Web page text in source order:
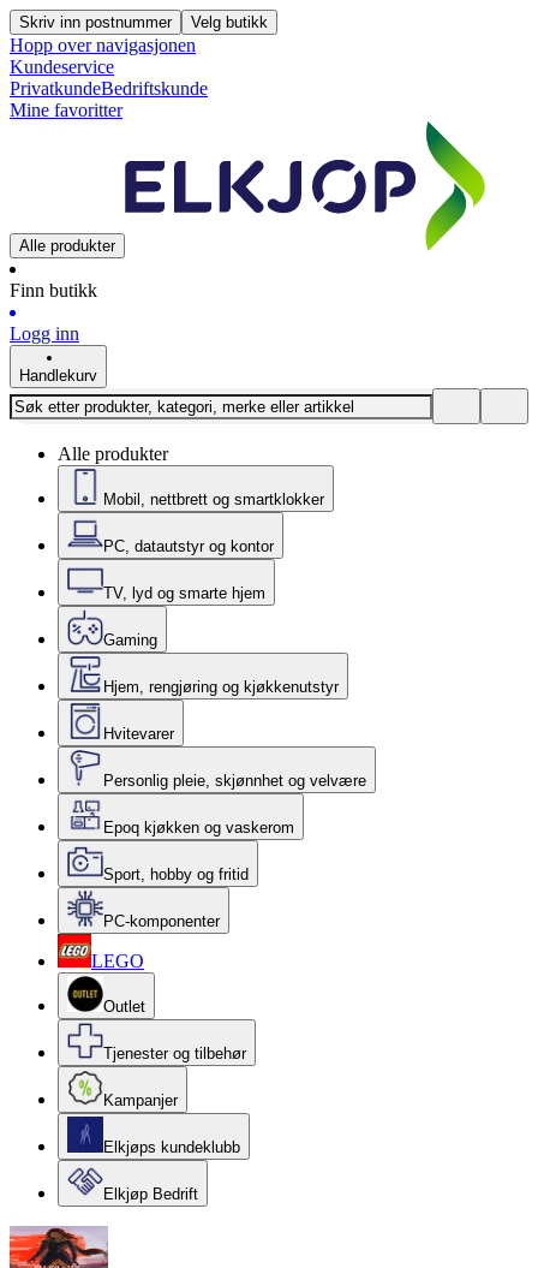
Skriv inn postnummer Velg butikk
Hopp over navigasjonen
Kundeservice
PrivatkundeBedriftskunde
Mine favoritter
Alle produkter
Finn butikk
Logg inn
Handlekurv
Alle produkter
Mobil, nettbrett og smartklokker
PC, datautstyr og kontor
TV, lyd og smarte hjem
Gaming
Hjem, rengjøring og kjøkkenutstyr
Hvitevarer
Personlig pleie, skjønnhet og velvære
Epoq kjøkken og vaskerom
Sport, hobby og fritid
PC-komponenter
LEGO
Outlet
Tjenester og tilbehør
Kampanjer
Elkjøps kundeklubb
Elkjøp Bedrift